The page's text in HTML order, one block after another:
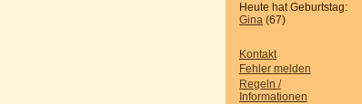
Heute hat Geburtstag:
Gina (67)
Kontakt
Fehler melden
Regeln /
Informationen